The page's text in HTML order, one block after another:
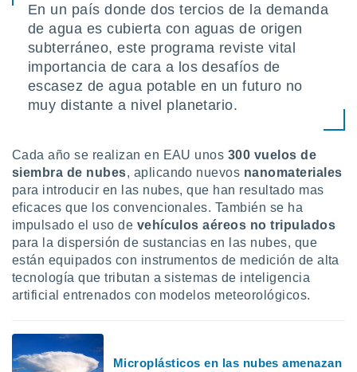
En un país donde dos tercios de la demanda
de agua es cubierta con aguas de origen
subterráneo, este programa reviste vital
importancia de cara a los desafíos de
escasez de agua potable en un futuro no
muy distante a nivel planetario.
Cada año se realizan en EAU unos 300 vuelos de
siembra de nubes, aplicando nuevos nanomateriales
para introducir en las nubes, que han resultado mas
eficaces que los convencionales. También se ha
impulsado el uso de vehículos aéreos no tripulados
para la dispersión de sustancias en las nubes, que
están equipados con instrumentos de medición de alta
tecnología que tributan a sistemas de inteligencia
artificial entrenados con modelos meteorológicos.
Microplásticos en las nubes amenazan